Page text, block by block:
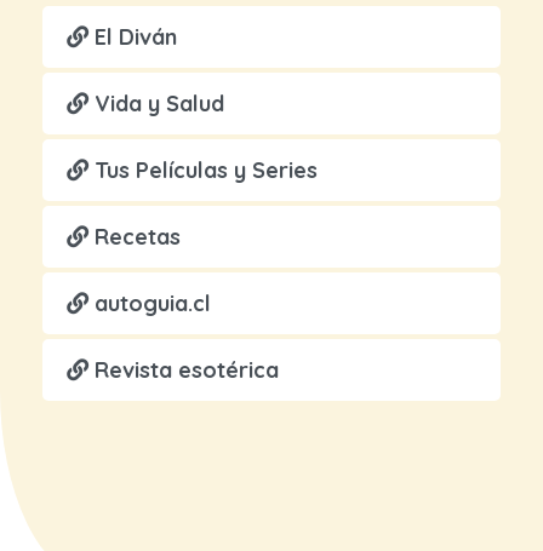
El Diván
Vida y Salud
Tus Películas y Series
Recetas
autoguia.cl
Revista esotérica